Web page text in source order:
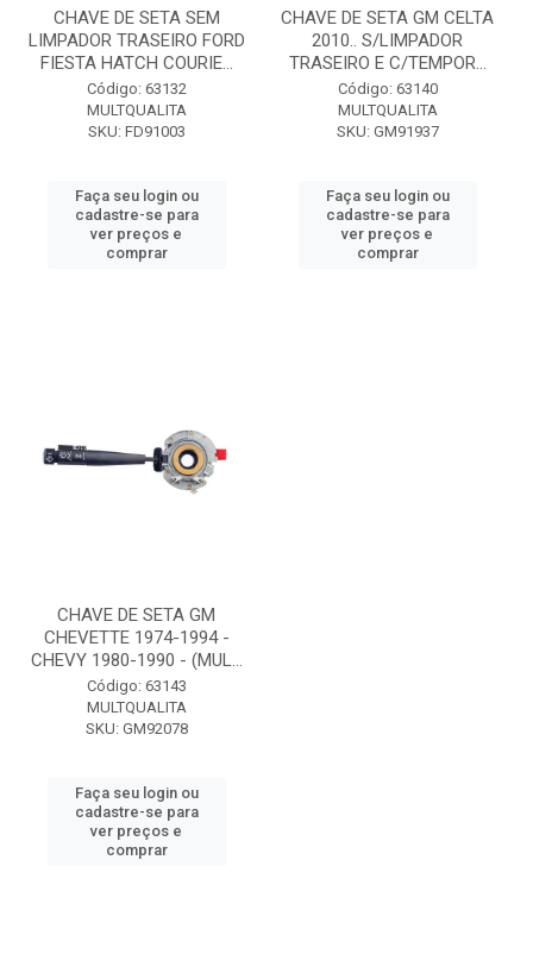
CHAVE DE SETA SEM
LIMPADOR TRASEIRO FORD
FIESTA HATCH COURIE...
Código: 63132
MULTQUALITA
SKU: FD91003
Faça seu login ou
cadastre-se para
ver preços e
comprar
CHAVE DE SETA GM CELTA
2010.. S/LIMPADOR
TRASEIRO E C/TEMPOR...
Código: 63140
MULTQUALITA
SKU: GM91937
Faça seu login ou
cadastre-se para
ver preços e
comprar
CHAVE DE SETA GM
CHEVETTE 1974-1994 -
CHEVY 1980-1990 - (MUL...
Código: 63143
MULTQUALITA
SKU: GM92078
Faça seu login ou
cadastre-se para
ver preços e
comprar